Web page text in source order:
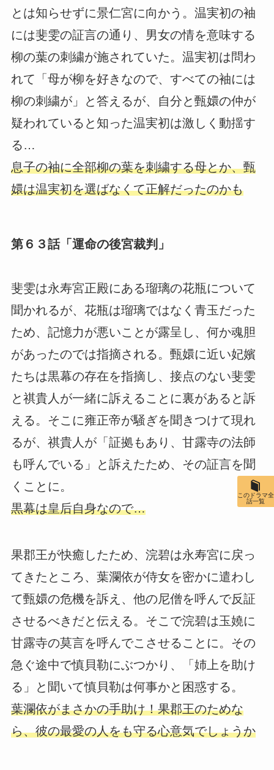
とは知らせずに景仁宮に向かう。温実初の袖
には斐雯の証言の通り、男女の情を意味する
柳の葉の刺繍が施されていた。温実初は問わ
れて「母が柳を好きなので、すべての袖には
柳の刺繍が」と答えるが、自分と甄嬛の仲が
疑われていると知った温実初は激しく動揺す
る…
息子の袖に全部柳の葉を刺繍する母とか、甄
嬛は温実初を選ばなくて正解だったのかも
第６３話「運命の後宮裁判」
斐雯は永寿宮正殿にある瑠璃の花瓶について
聞かれるが、花瓶は瑠璃ではなく青玉だった
ため、記憶力が悪いことが露呈し、何か魂胆
があったのでは指摘される。甄嬛に近い妃嬪
たちは黒幕の存在を指摘し、接点のない斐雯
と祺貴人が一緒に訴えることに裏があると訴
える。そこに雍正帝が騒ぎを聞きつけて現れ
るが、祺貴人が「証拠もあり、甘露寺の法師
も呼んでいる」と訴えたため、その証言を聞
くことに。
黒幕は皇后自身なので…
果郡王が快癒したため、浣碧は永寿宮に戻っ
てきたところ、葉瀾依が侍女を密かに遣わし
て甄嬛の危機を訴え、他の尼僧を呼んで反証
させるべきだと伝える。そこで浣碧は玉嬈に
甘露寺の莫言を呼んでこさせることに。その
急ぐ途中で慎貝勒にぶつかり、「姉上を助け
る」と聞いて慎貝勒は何事かと困惑する。
葉瀾依がまさかの手助け！果郡王のためな
ら、彼の最愛の人をも守る心意気でしょうか
このドラマ全
話一覧